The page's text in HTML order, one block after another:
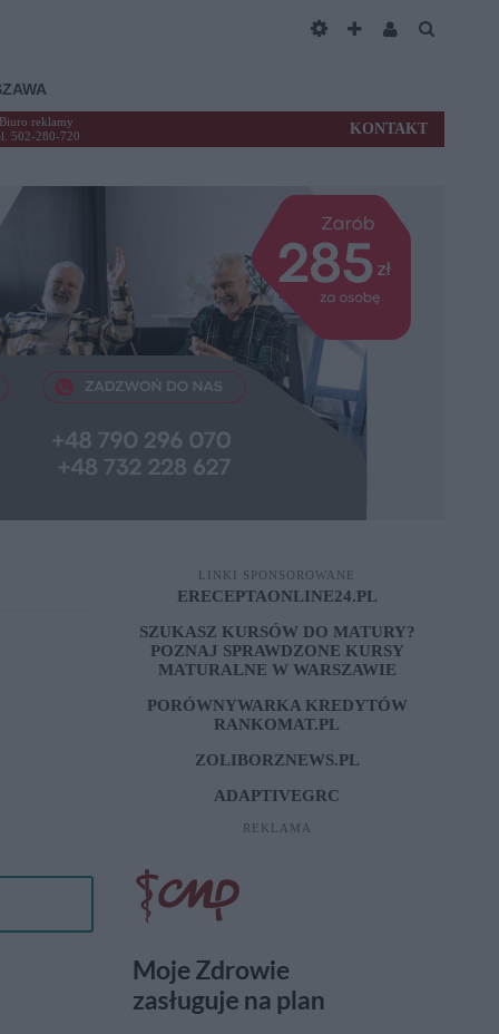
Biuro reklamy
502-280-720
KONTAKT
LINKI SPONSOROWANE
ERECEPTAONLINE24.PL
SZUKASZ KURSÓW DO MATURY?
POZNAJ SPRAWDZONE KURSY
MATURALNE W WARSZAWIE
PORÓWNYWARKA KREDYTÓW
RANKOMAT.PL
ZOLIBORZNEWS.PL
ADAPTIVEGRC
REKLAMA